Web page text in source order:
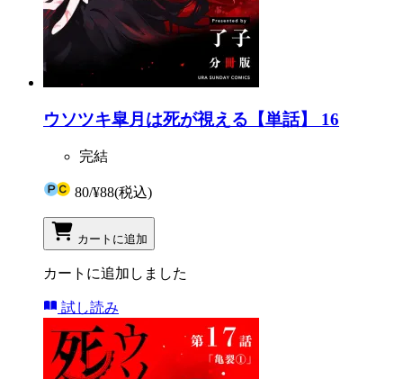
ウソツキ皐月は死が視える【単話】 16
完結
80/¥88(税込)
カートに追加
カートに追加しました
試し読み